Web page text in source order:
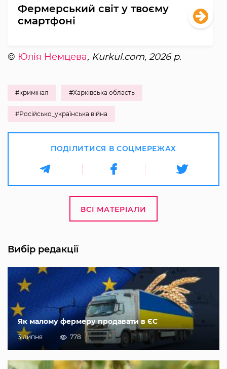
Фермерський світ у твоєму
смартфоні
© Юлія Немцева, Kurkul.com, 2026 р.
#кримінал #Харківська область
#Російсько_українська війна
ПОДІЛИТИСЯ В СОЦМЕРЕЖАХ
ВСІ МАТЕРІАЛИ
Вибір редакції
Як малому фермеру продавати в ЄС
3 липня 778